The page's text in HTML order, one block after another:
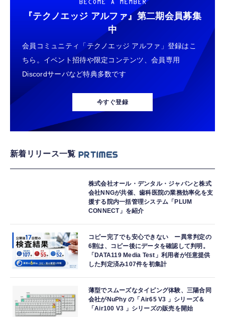
BECOME A MEMBER
『テクノエッジ アルファ』 第二期会員募集
中
会員コミュニティ「テクノエッジ アルファ」登録はこ
ちら。イベント招待や限定コンテンツ、会員専用
Discordサーバなど特典多数です
今すぐ登録
新着リリース一覧
株式会社オール・デンタル・ジャパンと株式
会社NNGが共催、歯科医院の業務効率化を支
援する院内一括管理システム「PLUM
CONNECT」を紹介
コピー完了でも安心できない ー異常判定の
6割は、コピー後にデータを確認して判明。
「DATA119 Media Test」利用者が任意提供
した判定済み107件を初集計
薄型でスムーズなタイピング体験、三陽合同
会社がNuPhy の「Air65 V3 」シリーズ＆
「Air100 V3 」シリーズの販売を開始